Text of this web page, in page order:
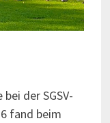
der SGSV-
fand beim